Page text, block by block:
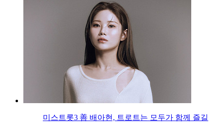
미스트롯3 善 배아현, 트로트는 모두가 함께 즐길